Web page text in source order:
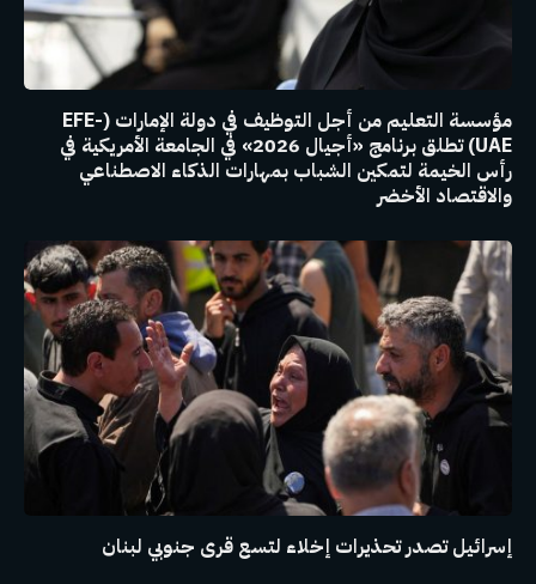
مؤسسة التعليم من أجل التوظيف في دولة الإمارات (EFE-
UAE) تطلق برنامج «أجيال 2026» في الجامعة الأمريكية في
رأس الخيمة لتمكين الشباب بمهارات الذكاء الاصطناعي
والاقتصاد الأخضر
إسرائيل تصدر تحذيرات إخلاء لتسع قرى جنوبي لبنان